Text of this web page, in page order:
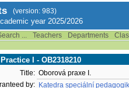
(version: 983)
year 2025/2026
... Teachers Departments
I - OB2318210
Title: Oborová praxe I.
by: Katedra speciální